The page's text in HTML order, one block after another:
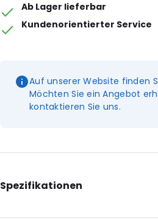
Ab Lager lieferbar
Kundenorientierter Service
Auf unserer Website finden
Möchten Sie ein Angebot
kontaktieren Sie uns.
Spezifikationen
Internal Length: 235